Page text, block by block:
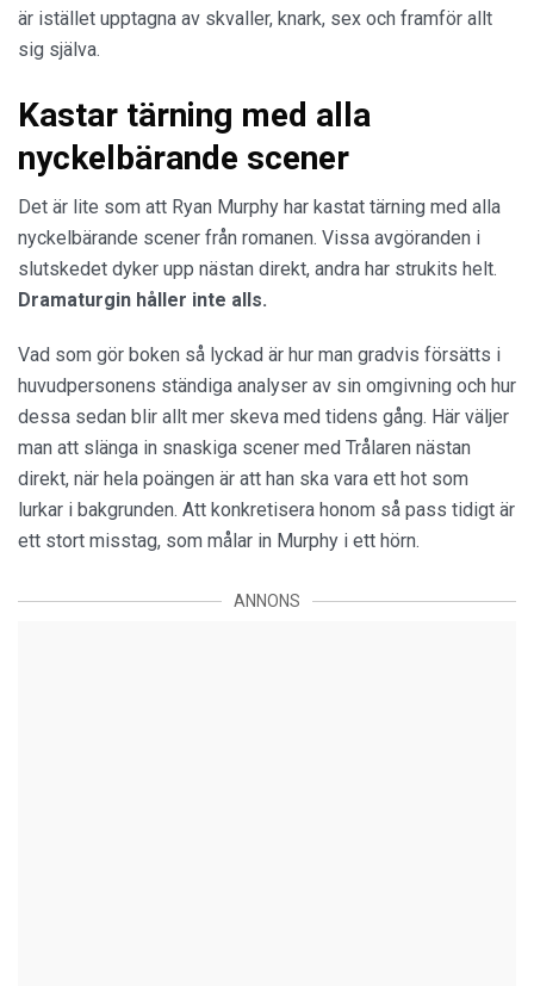
är istället upptagna av skvaller, knark, sex och framför allt
sig själva.
Kastar tärning med alla
nyckelbärande scener
Det är lite som att Ryan Murphy har kastat tärning med alla
nyckelbärande scener från romanen. Vissa avgöranden i
slutskedet dyker upp nästan direkt, andra har strukits helt.
Dramaturgin håller inte alls.
Vad som gör boken så lyckad är hur man gradvis försätts i
huvudpersonens ständiga analyser av sin omgivning och hur
dessa sedan blir allt mer skeva med tidens gång. Här väljer
man att slänga in snaskiga scener med Trålaren nästan
direkt, när hela poängen är att han ska vara ett hot som
lurkar i bakgrunden. Att konkretisera honom så pass tidigt är
ett stort misstag, som målar in Murphy i ett hörn.
ANNONS